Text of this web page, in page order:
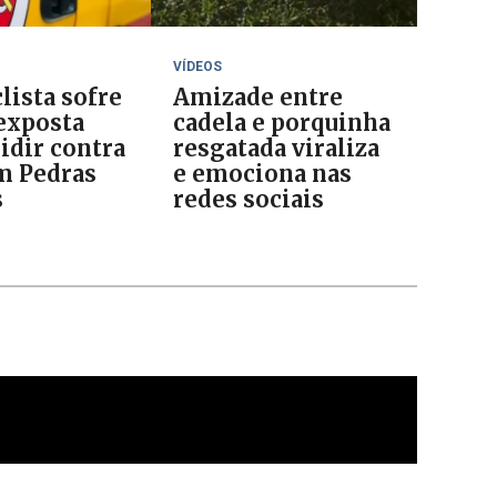
sofre
contra
Pedras
VÍDEOS
Amizade entre
cadela e porquinha
resgatada viraliza
e emociona nas
redes sociais